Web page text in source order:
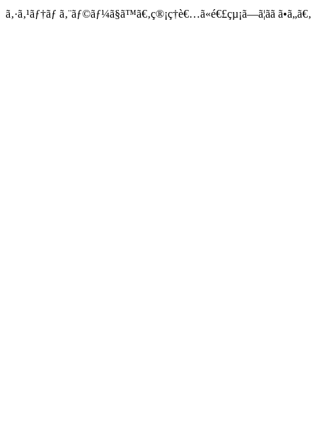
ã‚·ã‚¹ãƒ†ãƒ ã‚¨ãƒ©ãƒ¼ã§ã™ã€‚ç®¡ç†è€…ã«é€£çµ¡ã—ã¦ãã ã•ã„ã€‚